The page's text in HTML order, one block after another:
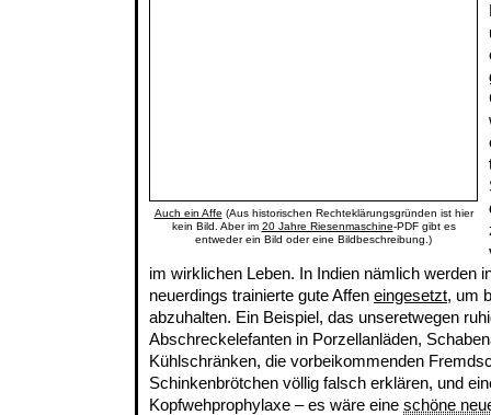
Auch ein Affe (Aus historischen Rechteklärungsgründen ist hier
kein Bild. Aber im 20 Jahre Riesenmaschine-PDF gibt es
entweder ein Bild oder eine Bildbeschreibung.)
im wirklichen Leben. In Indien nämlich werden
neuerdings trainierte gute Affen eingesetzt, um
abzuhalten. Ein Beispiel, das unseretwegen
Abschreckelefanten in Porzellanläden,
Kühlschränken, die vorbeikommenden
Schinkenbrötchen völlig falsch erklären, und
Kopfwehprophylaxe – es wäre eine schöne